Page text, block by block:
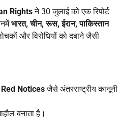
Rightsने 30 जुलाई को एक रिपोर्ट
भारत,चीन,रूस,ईरान,पाकिस्तान
और विरोधियों को दबाने जैसी
Noticesजैसे अंतरराष्ट्रीय कानूनी
बनाता है।